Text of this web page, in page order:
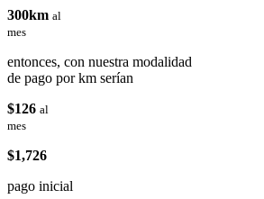
300km al
mes
entonces, con nuestra modalidad
de pago por km serían
$126 al
mes
$1,726
pago inicial